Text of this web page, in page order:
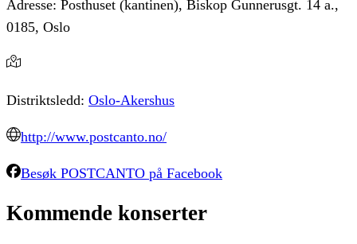
Adresse: Posthuset (kantinen), Biskop Gunnerusgt. 14 a.,
0185, Oslo
Distriktsledd: Oslo-Akershus
http://www.postcanto.no/
Besøk POSTCANTO på Facebook
Kommende konserter